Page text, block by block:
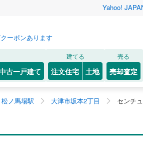
Yahoo!
ーポンあります
古一戸建て
建てる
注文住宅 土地
売る
売却査定
松ノ馬場駅 大津市坂本2丁目 センチ